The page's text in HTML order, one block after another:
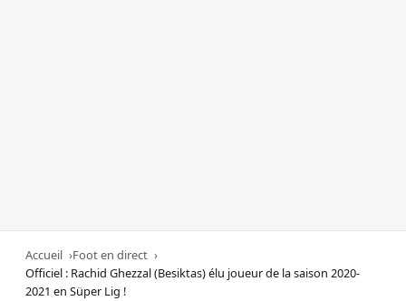
Accueil
Foot en direct
Officiel : Rachid Ghezzal (Besiktas) élu joueur de la saison 2020-
2021 en Süper Lig !